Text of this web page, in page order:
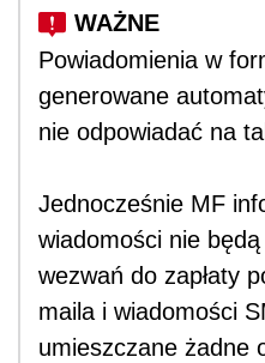
Powiadomienia w
generowane
nie odpowiadać na
Jednocześnie MF
wiadomości nie
wezwań do zapłaty
maila i wiadomości
umieszczane żadne